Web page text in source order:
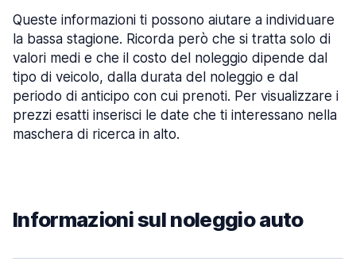
Queste informazioni ti possono aiutare a individuare
la bassa stagione. Ricorda però che si tratta solo di
valori medi e che il costo del noleggio dipende dal
tipo di veicolo, dalla durata del noleggio e dal
periodo di anticipo con cui prenoti. Per visualizzare i
prezzi esatti inserisci le date che ti interessano nella
maschera di ricerca in alto.
Informazioni sul noleggio auto